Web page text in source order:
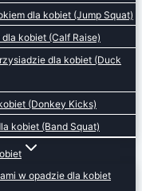
dla kobiet (Jump Squat)
kobiet (Calf Raise)
dla kobiet (Duck
(Donkey Kicks)
kobiet (Band Squat)
w opadzie dla kobiet